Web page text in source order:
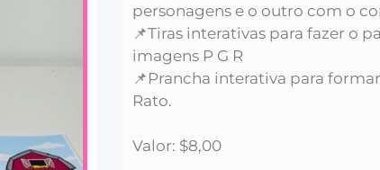
personagens e o outro com o
📌Tiras interativas para fazer o
imagens P G R
📌Prancha interativa para
Rato.
Valor: $8,00